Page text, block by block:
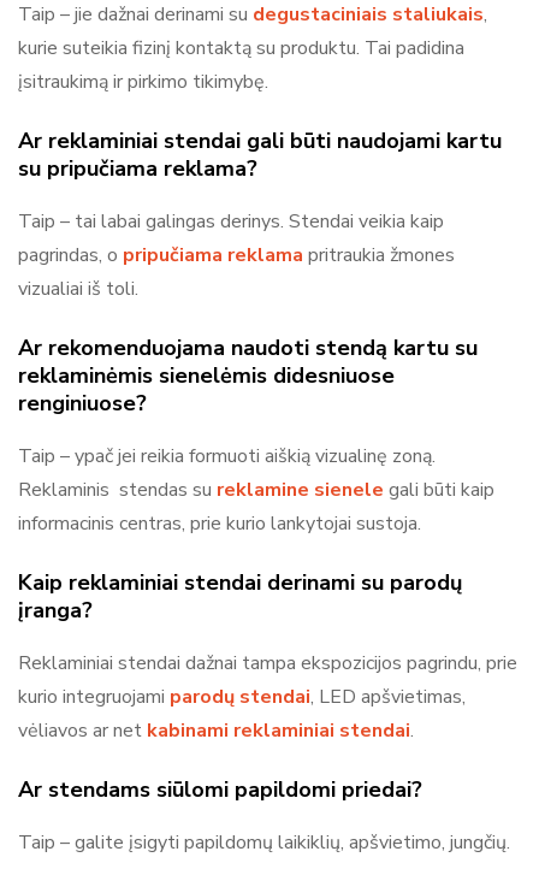
Taip – jie dažnai derinami su degustaciniais staliukais,
kurie suteikia fizinį kontaktą su produktu. Tai padidina
įsitraukimą ir pirkimo tikimybę.
Ar reklaminiai stendai gali būti naudojami kartu
su pripučiama reklama?
Taip – tai labai galingas derinys. Stendai veikia kaip
pagrindas, o pripučiama reklama pritraukia žmones
vizualiai iš toli.
Ar rekomenduojama naudoti stendą kartu su
reklaminėmis sienelėmis didesniuose
renginiuose?
Taip – ypač jei reikia formuoti aiškią vizualinę zoną.
Reklaminis stendas su reklamine sienele gali būti kaip
informacinis centras, prie kurio lankytojai sustoja.
Kaip reklaminiai stendai derinami su parodų
įranga?
Reklaminiai stendai dažnai tampa ekspozicijos pagrindu, prie
kurio integruojami parodų stendai, LED apšvietimas,
vėliavos ar net kabinami reklaminiai stendai.
Ar stendams siūlomi papildomi priedai?
Taip – galite įsigyti papildomų laikiklių, apšvietimo, jungčių.